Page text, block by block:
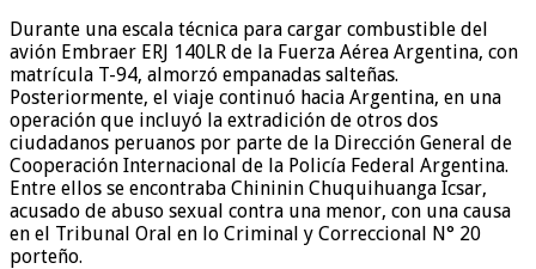
Durante una escala técnica para cargar combustible del
avión Embraer ERJ 140LR de la Fuerza Aérea Argentina, con
matrícula T-94, almorzó empanadas salteñas.
Posteriormente, el viaje continuó hacia Argentina, en una
operación que incluyó la extradición de otros dos
ciudadanos peruanos por parte de la Dirección General de
Cooperación Internacional de la Policía Federal Argentina.
Entre ellos se encontraba Chininin Chuquihuanga Icsar,
acusado de abuso sexual contra una menor, con una causa
en el Tribunal Oral en lo Criminal y Correccional N° 20
porteño.